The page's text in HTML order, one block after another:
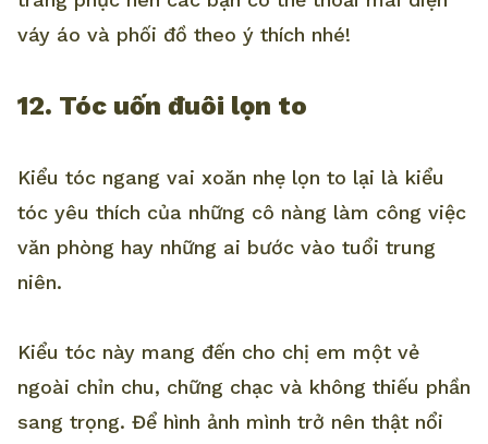
váy áo và phối đồ theo ý thích nhé!
12. Tóc uốn đuôi lọn to
Kiểu tóc ngang vai xoăn nhẹ lọn to lại là kiểu
tóc yêu thích của những cô nàng làm công việc
văn phòng hay những ai bước vào tuổi trung
niên.
Kiểu tóc này mang đến cho chị em một vẻ
ngoài chỉn chu, chững chạc và không thiếu phần
sang trọng. Để hình ảnh mình trở nên thật nổi